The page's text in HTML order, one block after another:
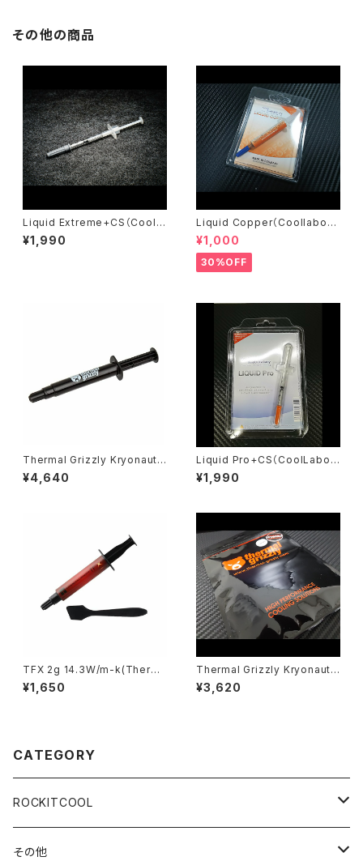
その他の商品
Liquid Extreme+CS（Coolla
boratory ）
¥1,990
Liquid Copper（Coollabora
tory）
¥1,000
30%OFF
Thermal Grizzly Kryonaut t
hermal compound - 11.1gra
ms / 3ml
¥4,640
Liquid Pro+CS（CoolLabor
atory）
¥1,990
TFX 2g 14.3W/m-k(Therma
lright)
¥1,650
Thermal Grizzly Kryonaut t
hermal compound - 5.55 gr
ams / 1.5 ml
¥3,620
CATEGORY
ROCKITCOOL
Delid＆Relid
その他